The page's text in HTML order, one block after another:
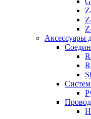
Аксессуары